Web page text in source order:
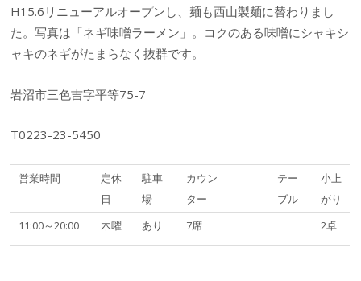
H15.6リニューアルオープンし、麺も西山製麺に替わりまし
た。写真は「ネギ味噌ラーメン」。コクのある味噌にシャキシ
ャキのネギがたまらなく抜群です。
岩沼市三色吉字平等75-7
T0223-23-5450
営業時間
定休
日
駐車
場
カウン
ター
テー
ブル
小上
がり
11:00～20:00
木曜 あり 7席 2卓